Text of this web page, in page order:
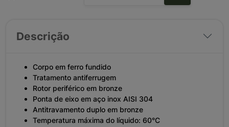
Descrição
Corpo em ferro fundido
Tratamento antiferrugem
Rotor periférico em bronze
Ponta de eixo em aço inox AISI 304
Antitravamento duplo em bronze
Temperatura máxima do líquido: 60°C